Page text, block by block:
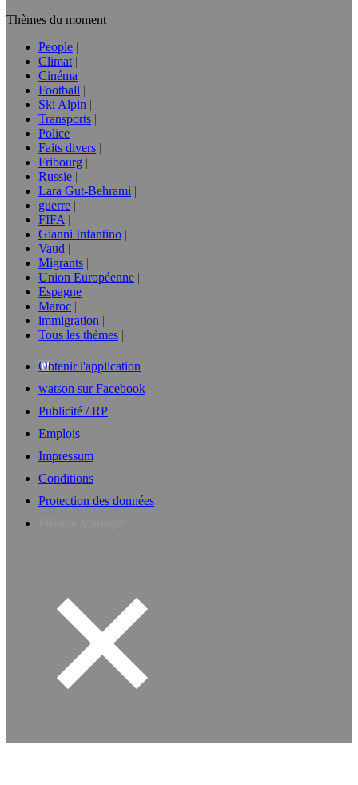
Thèmes du moment
People
Climat
Cinéma
Football
Ski Alpin
Transports
Police
Faits divers
Fribourg
Russie
Lara Gut-Behrami
guerre
FIFA
Gianni Infantino
Vaud
Migrants
Union Européenne
Espagne
Maroc
immigration
Tous les thèmes
Obtenir l'application
watson sur Facebook
Publicité / RP
Emplois
Impressum
Conditions
Protection des données